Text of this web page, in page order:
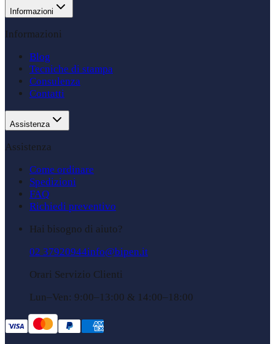
Informazioni
Informazioni
Blog
Tecniche di stampa
Consulenza
Contatti
Assistenza
Assistenza
Come ordinare
Spedizioni
FAQ
Richiedi preventivo
Hai bisogno di aiuto?
02 37920944info@bipen.it
Orari Servizio Clienti
Lun–Ven: 9:00–13:00 & 14:00–18:00